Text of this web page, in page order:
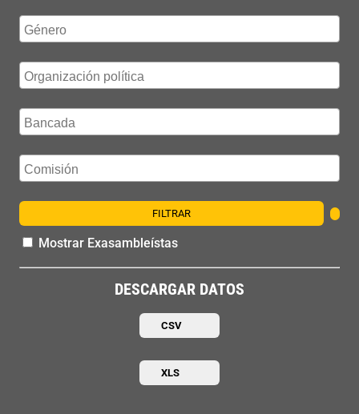
FILTRAR
Mostrar Exasambleístas
DESCARGAR DATOS
CSV
XLS